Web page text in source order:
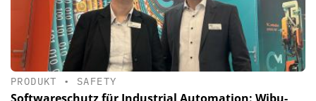
PRODUKT • SAFETY